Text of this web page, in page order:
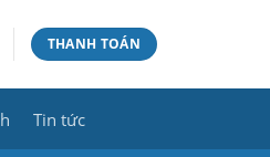
THANH TOÁN
Tin tức